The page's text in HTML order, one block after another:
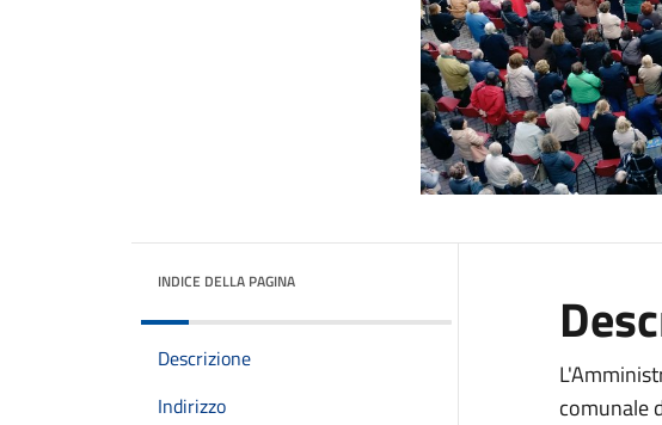
INDICE DELLA PAGINA
Descrizione
Indirizzo
comunale